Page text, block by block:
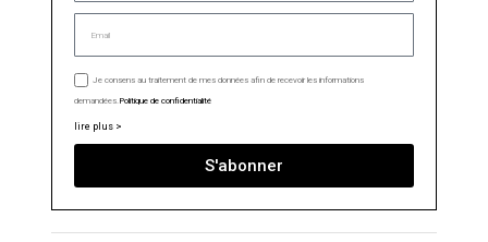
Je consens au traitement de mes données afin de recevoir les informations
demandées.Politique de confidentialité
lire plus >
S'abonner